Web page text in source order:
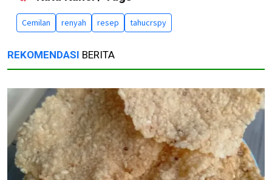
Cemilan renyah resep tahucrspy
REKOMENDASI BERITA